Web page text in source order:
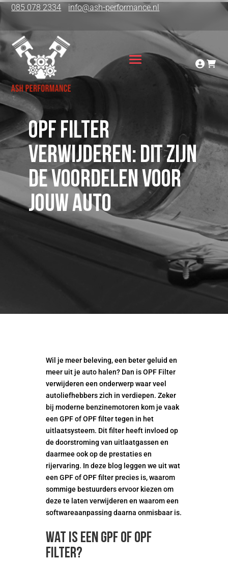
085 078 2334 info@ash-performance.nl
OPF Filter
verwijderen: dit zijn
de voordelen voor
jouw auto
Wil je meer beleving, een beter geluid en
meer uit je auto halen? Dan is OPF Filter
verwijderen een onderwerp waar veel
autoliefhebbers zich in verdiepen. Zeker
bij moderne benzinemotoren kom je vaak
een GPF of OPF filter tegen in het
uitlaatsysteem. Dit filter heeft invloed op
de doorstroming van uitlaatgassen en
daarmee ook op de prestaties en
rijervaring. In deze blog leggen we uit wat
een GPF of OPF filter precies is, waarom
sommige bestuurders ervoor kiezen om
deze te laten verwijderen en waarom een
softwareaanpassing daarna onmisbaar is.
Wat is een GPF of OPF
filter?